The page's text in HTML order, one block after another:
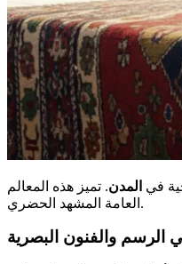
في المدن. تميز هذه المعالم
العامة المشهد الحضري.
في الرسم والفنون البصرية